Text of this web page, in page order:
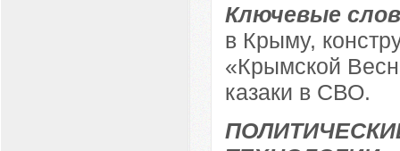
Ключевые
в Крыму,
«Крымской
казаки в СВО.